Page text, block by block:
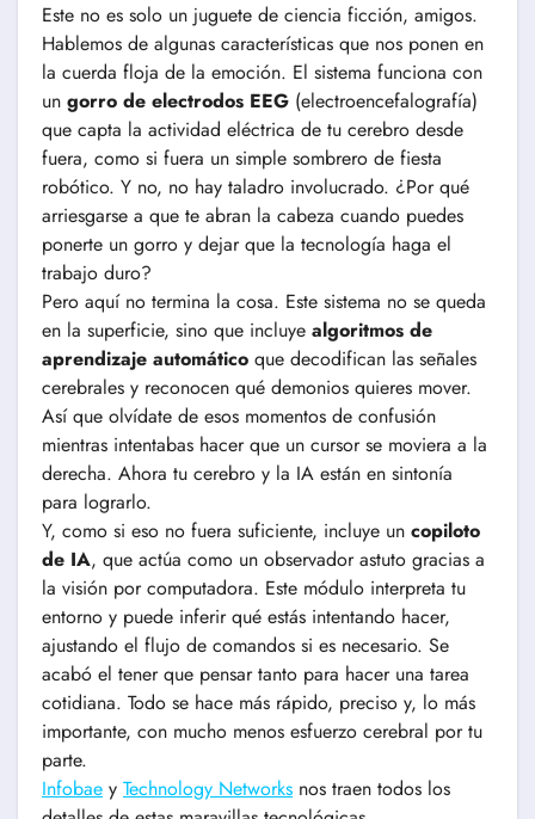
Este no es solo un juguete de ciencia ficción, amigos.
Hablemos de algunas características que nos ponen en
la cuerda floja de la emoción. El sistema funciona con
un gorro de electrodos EEG (electroencefalografía)
que capta la actividad eléctrica de tu cerebro desde
fuera, como si fuera un simple sombrero de fiesta
robótico. Y no, no hay taladro involucrado. ¿Por qué
arriesgarse a que te abran la cabeza cuando puedes
ponerte un gorro y dejar que la tecnología haga el
trabajo duro?
Pero aquí no termina la cosa. Este sistema no se queda
en la superficie, sino que incluye algoritmos de
aprendizaje automático que decodifican las señales
cerebrales y reconocen qué demonios quieres mover.
Así que olvídate de esos momentos de confusión
mientras intentabas hacer que un cursor se moviera a la
derecha. Ahora tu cerebro y la IA están en sintonía
para lograrlo.
Y, como si eso no fuera suficiente, incluye un copiloto
de IA, que actúa como un observador astuto gracias a
la visión por computadora. Este módulo interpreta tu
entorno y puede inferir qué estás intentando hacer,
ajustando el flujo de comandos si es necesario. Se
acabó el tener que pensar tanto para hacer una tarea
cotidiana. Todo se hace más rápido, preciso y, lo más
importante, con mucho menos esfuerzo cerebral por tu
parte.
Infobae y Technology Networks nos traen todos los